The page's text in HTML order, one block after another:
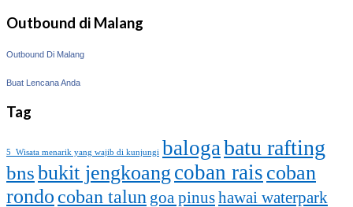
Outbound di Malang
Outbound Di Malang
Buat Lencana Anda
Tag
5 Wisata menarik yang wajib di kunjungi balogabatu rafting
bnsbukit jengkoang coban rais coban
rondo coban talun goa pinushawai waterpark